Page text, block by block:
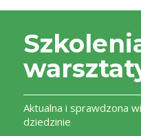
Aktualna i sprawdzona
dziedzinie